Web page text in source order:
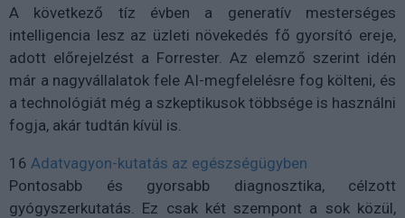
A következő tíz évben a generatív mesterséges
intelligencia lesz az üzleti növekedés fő gyorsító ereje,
adott előrejelzést a Forrester. Az elemző szerint idén
már a nagyvállalatok fele AI-megfelelésre fog költeni, és
a technológiát még a szkeptikusok többsége is használni
fogja, akár tudtán kívül is.
16 Adatvagyon-kutatás az egészségügyben
Pontosabb és gyorsabb diagnosztika, célzott
gyógyszerkutatás. Ez csak két szempont a sok közül,